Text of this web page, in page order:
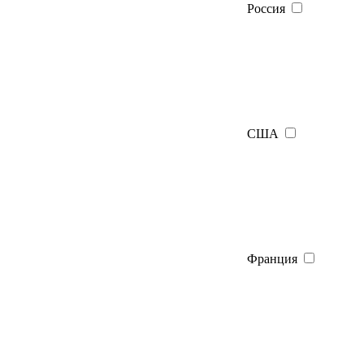
Россия
США
Франция